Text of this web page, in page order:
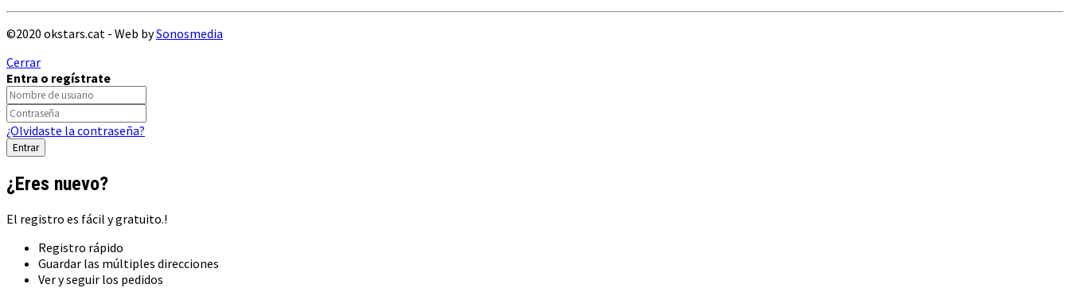
©2020 okstars.cat - Web bySonosmedia
Cerrar
Entra o regístrate
¿Olvidaste la contraseña?
¿Eres nuevo?
El registro es fácil y gratuito.!
Registro rápido
Guardar las múltiples direcciones
Ver y seguir los pedidos